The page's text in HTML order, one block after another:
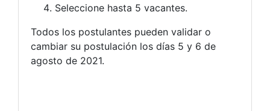
Seleccione hasta 5 vacantes.
Todos los postulantes pueden validar o
cambiar su postulación los días 5 y 6 de
agosto de 2021.